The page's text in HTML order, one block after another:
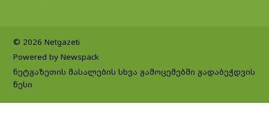
© 2026 Netgazeti
Powered by Newspack
ნეტგაზეთის მასალების სხვა გამოცემებში გადაბეჭდვის
წესი